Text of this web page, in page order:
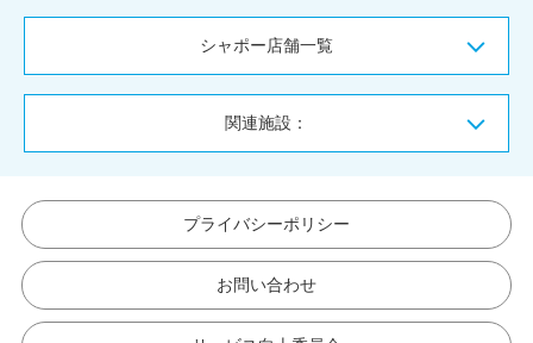
シャポー店舗一覧
関連施設：
プライバシーポリシー
お問い合わせ